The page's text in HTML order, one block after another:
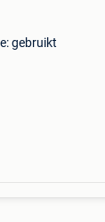
gebruikt